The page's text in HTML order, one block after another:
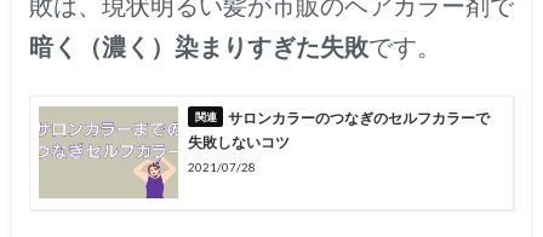
暗く（濃く）染まりすぎた失敗です。
サロンカラーのつなぎのセルフカラーで
失敗しないコツ
2021/07/28